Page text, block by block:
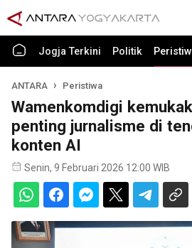
Jogja Terkini Politik
ANTARA Peristiwa
Wamenkomdigi
penting jurnalisme di
konten AI
Senin, 9 Februari 2026 12:00 WIB